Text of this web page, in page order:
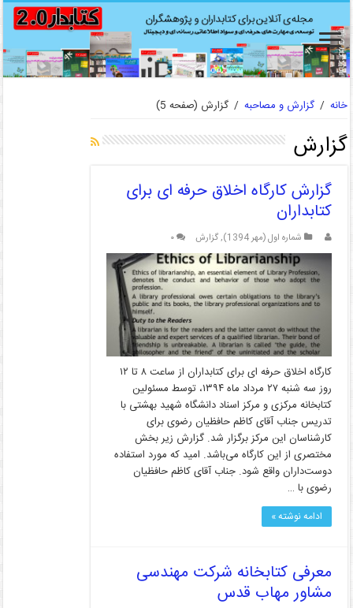
خانه / گزارش و مصاحبه / گزارش (صفحه 5)
گزارش
گزارش کارگاه اخلاق حرفه ای برای
کتابداران
شماره اول (مهر 1394) ,گزارش ۰
کارگاه اخلاق حرفه ای برای کتابداران از ساعت ۸ تا ۱۲
روز سه شنبه ۲۷ مرداد ماه ۱۳۹۴، توسط مسئولین
کتابخانه مرکزی و مرکز اسناد دانشگاه شهید بهشتی با
تدریس جناب آقای کاظم حافظیان رضوی برای
کارشناسان این مرکز برگزار شد. گزارش زیر بخش
مختصری از این کارگاه می‌باشد. امید که مورد استفاده
دوست‌داران واقع شود. جناب آقای کاظم حافظیان
رضوی با …
ادامه نوشته »
معرفی کتابخانه شرکت مهندسی
مشاور مهاب قدس